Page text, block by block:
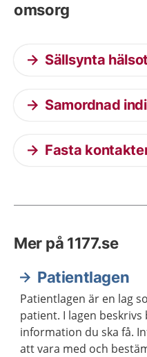
omsorg
Sällsynta
Samordnad
Fasta
Mer på 1177.se
Patientlagen
Patientlagen är en lag
patient. I lagen
information du ska få.
att vara med och